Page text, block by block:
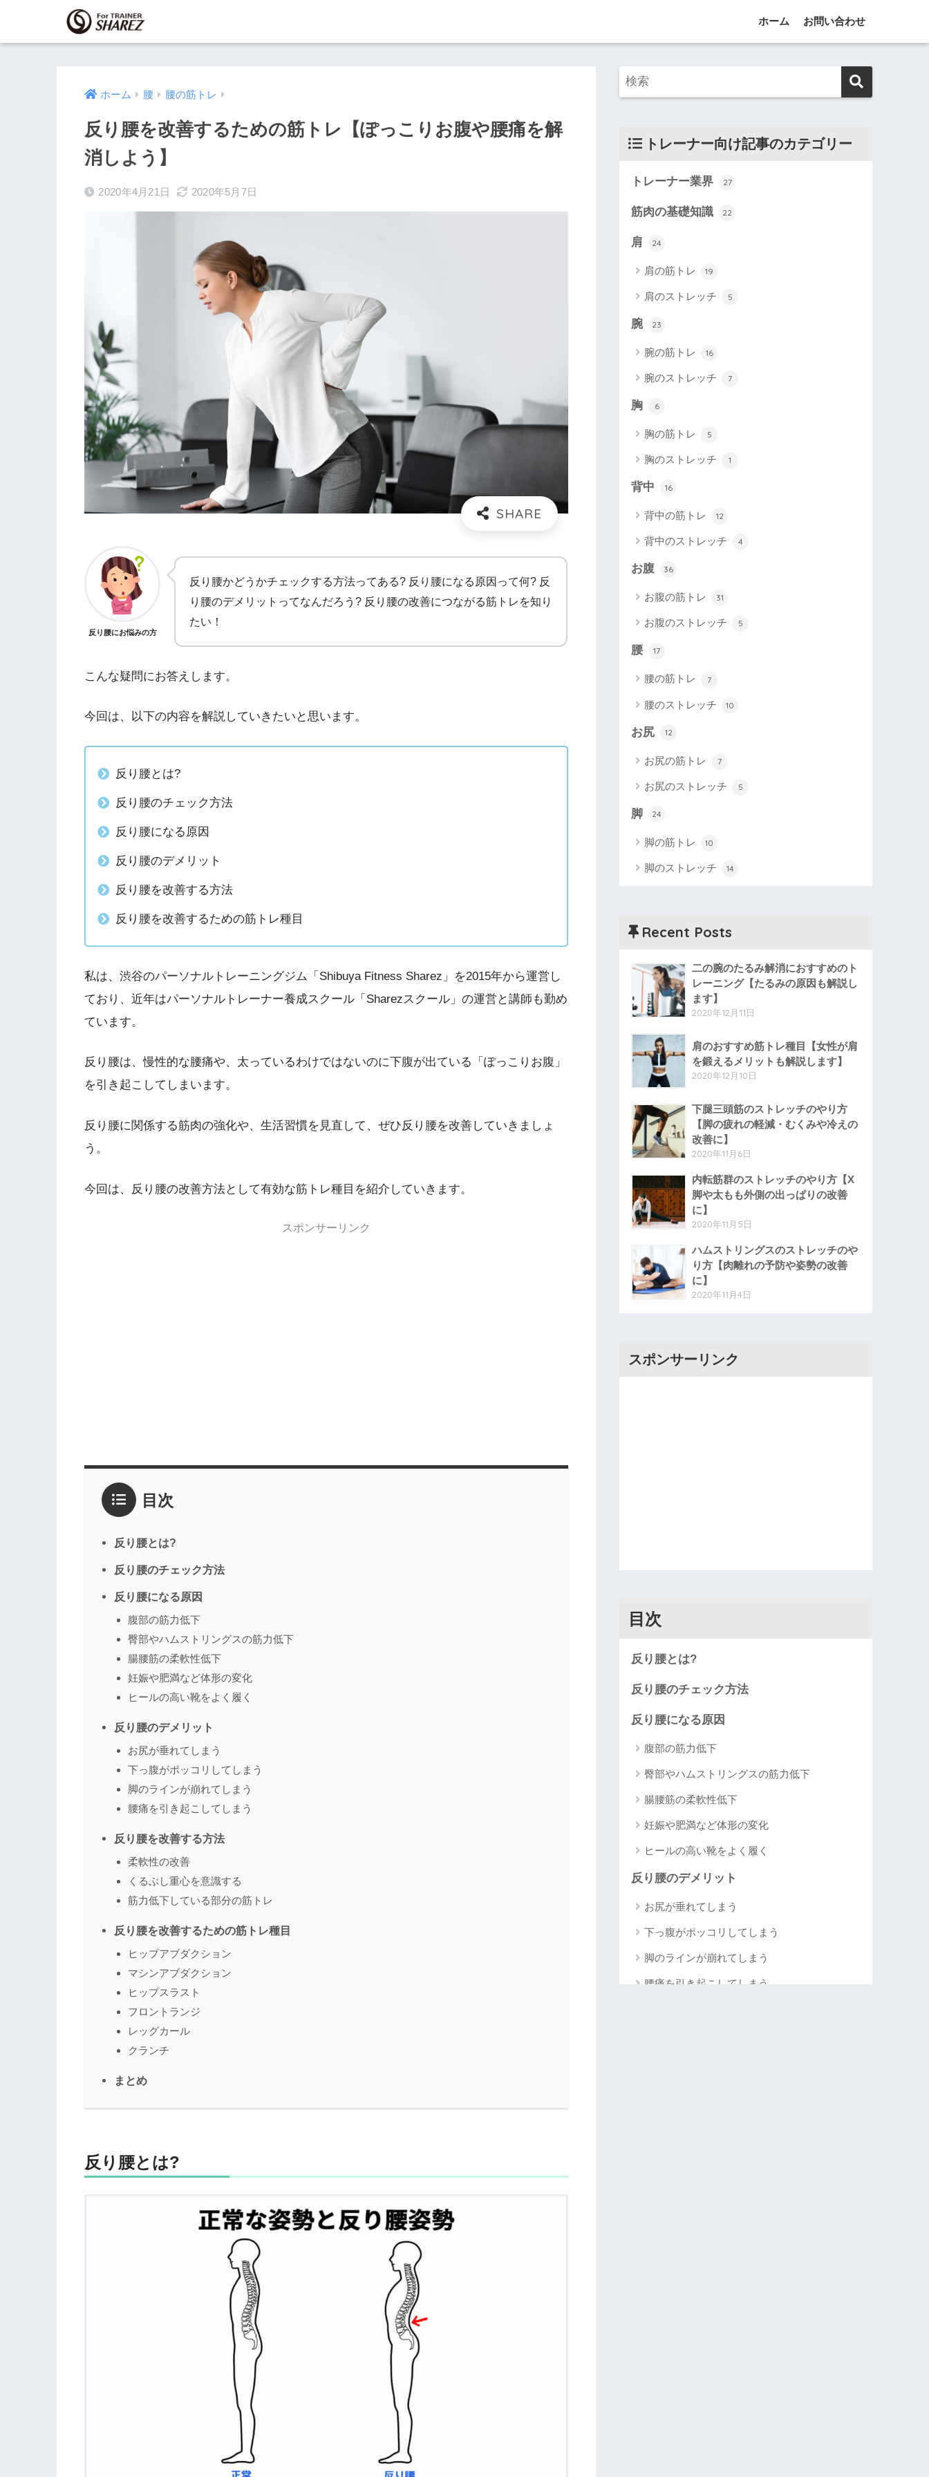
ホーム お問い合わせ
ホーム 腰 腰の筋トレ
反り腰を改善するための筋トレ【ぽっこりお腹や腰痛を解
消しよう】
2020年4月21日 2020年5月7日
反り腰にお悩みの方
反り腰かどうかチェックする方法ってある? 反り腰になる原因って何? 反
り腰のデメリットってなんだろう? 反り腰の改善につながる筋トレを知り
たい！
こんな疑問にお答えします。
今回は、以下の内容を解説していきたいと思います。
反り腰とは?
反り腰のチェック方法
反り腰になる原因
反り腰のデメリット
反り腰を改善する方法
反り腰を改善するための筋トレ種目
私は、渋谷のパーソナルトレーニングジム「Shibuya Fitness Sharez」を2015年から運営し
ており、近年はパーソナルトレーナー養成スクール「Sharezスクール」の運営と講師も勤め
ています。
反り腰は、慢性的な腰痛や、太っているわけではないのに下腹が出ている「ぽっこりお腹」
を引き起こしてしまいます。
反り腰に関係する筋肉の強化や、生活習慣を見直して、ぜひ反り腰を改善していきましょ
う。
今回は、反り腰の改善方法として有効な筋トレ種目を紹介していきます。
スポンサーリンク
目次
反り腰とは?
反り腰のチェック方法
反り腰になる原因
腹部の筋力低下
臀部やハムストリングスの筋力低下
腸腰筋の柔軟性低下
妊娠や肥満など体形の変化
ヒールの高い靴をよく履く
反り腰のデメリット
お尻が垂れてしまう
下っ腹がポッコリしてしまう
脚のラインが崩れてしまう
腰痛を引き起こしてしまう
反り腰を改善する方法
柔軟性の改善
くるぶし重心を意識する
筋力低下している部分の筋トレ
反り腰を改善するための筋トレ種目
ヒップアブダクション
マシンアブダクション
ヒップスラスト
フロントランジ
レッグカール
クランチ
まとめ
反り腰とは?
トレーナー向け記事のカテゴリー
トレーナー業界 27
筋肉の基礎知識 22
肩 24
肩の筋トレ 19
肩のストレッチ 5
腕 23
腕の筋トレ 16
腕のストレッチ 7
胸 6
胸の筋トレ 5
胸のストレッチ 1
背中 16
背中の筋トレ 12
背中のストレッチ 4
お腹 36
お腹の筋トレ 31
お腹のストレッチ 5
腰 17
腰の筋トレ 7
腰のストレッチ 10
お尻 12
お尻の筋トレ 7
お尻のストレッチ 5
脚 24
脚の筋トレ 10
脚のストレッチ 14
Recent Posts
二の腕のたるみ解消におすすめのト
レーニング【たるみの原因も解説し
ます】
2020年12月11日
肩のおすすめ筋トレ種目【女性が肩
を鍛えるメリットも解説します】
2020年12月10日
下腿三頭筋のストレッチのやり方
【脚の疲れの軽減・むくみや冷えの
改善に】
2020年11月6日
内転筋群のストレッチのやり方【X
脚や太もも外側の出っぱりの改善
に】
2020年11月5日
ハムストリングスのストレッチのや
り方【肉離れの予防や姿勢の改善
に】
2020年11月4日
スポンサーリンク
目次
反り腰とは?
反り腰のチェック方法
反り腰になる原因
腹部の筋力低下
臀部やハムストリングスの筋力低下
腸腰筋の柔軟性低下
妊娠や肥満など体形の変化
ヒールの高い靴をよく履く
反り腰のデメリット
お尻が垂れてしまう
下っ腹がポッコリしてしまう
脚のラインが崩れてしまう
腰痛を引き起こしてしまう